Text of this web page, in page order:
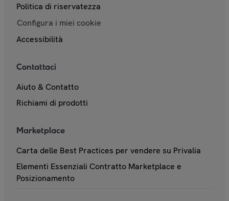
Politica di riservatezza
Configura i miei cookie
Accessibilità
Contattaci
Aiuto & Contatto
Richiami di prodotti
Marketplace
Carta delle Best Practices per vendere su Privalia
Elementi Essenziali Contratto Marketplace e
Posizionamento